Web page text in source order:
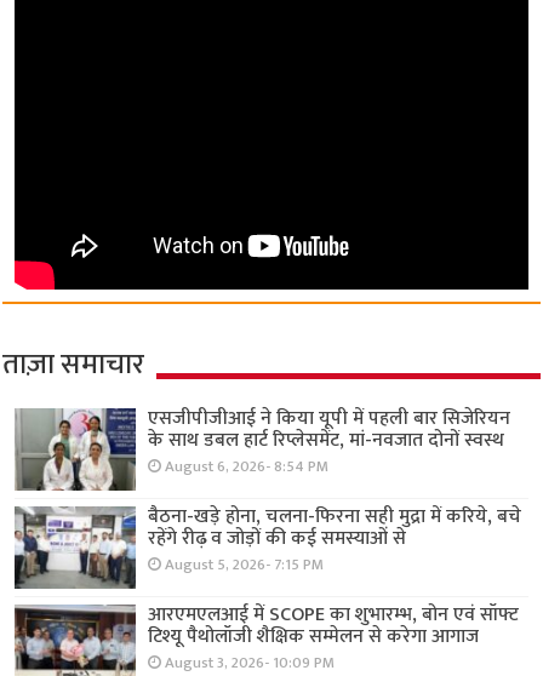
ताज़ा समाचार
एसजीपीजीआई ने किया यूपी में पहली बार सिजेरियन
के साथ डबल हार्ट रिप्लेसमेंट, मां-नवजात दोनों स्वस्थ
August 6, 2026- 8:54 PM
बैठना-खड़े होना, चलना-फिरना सही मुद्रा में करिये, बचे
रहेंगे रीढ़ व जोड़ों की कई समस्याओं से
August 5, 2026- 7:15 PM
आरएमएलआई में SCOPE का शुभारम्भ, बोन एवं सॉफ्ट
टिश्यू पैथोलॉजी शैक्षिक सम्मेलन से करेगा आगाज
August 3, 2026- 10:09 PM